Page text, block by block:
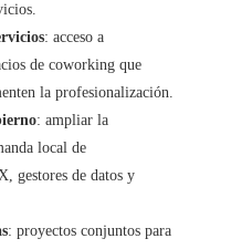
: acceso a
de coworking que
la profesionalización.
: ampliar la
local de
gestores de datos y
: proyectos conjuntos para